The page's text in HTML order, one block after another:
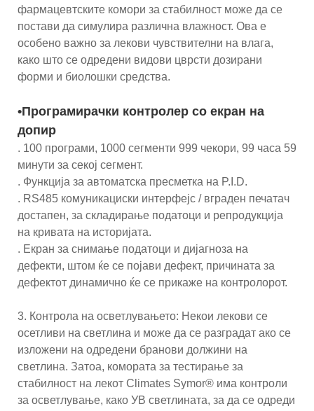
фармацевтските комори за стабилност може да се
постави да симулира различна влажност. Ова е
особено важно за лекови чувствителни на влага,
како што се одредени видови цврсти дозирани
форми и биолошки средства.
•Програмирачки контролер со екран на
допир
. 100 програми, 1000 сегменти 999 чекори, 99 часа 59
минути за секој сегмент.
. Функција за автоматска пресметка на P.I.D.
. RS485 комуникациски интерфејс / вграден печатач
достапен, за складирање податоци и репродукција
на кривата на историјата.
. Екран за снимање податоци и дијагноза на
дефекти, штом ќе се појави дефект, причината за
дефектот динамично ќе се прикаже на контролорот.
3. Контрола на осветлувањето: Некои лекови се
осетливи на светлина и може да се разградат ако се
изложени на одредени бранови должини на
светлина. Затоа, комората за тестирање за
стабилност на лекот Climates Symor® има контроли
за осветлување, како УВ светлината, за да се одреди